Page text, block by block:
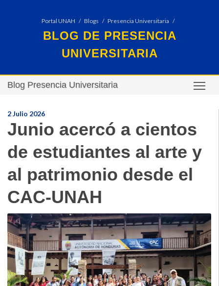
Portal UNAH Blogs Presencia Universitaria
BLOG DE PRESENCIA
UNIVERSITARIA
Blog Presencia Universitaria
2 Julio 2026
Junio acercó a cientos
de estudiantes al arte y
al patrimonio desde el
CAC-UNAH